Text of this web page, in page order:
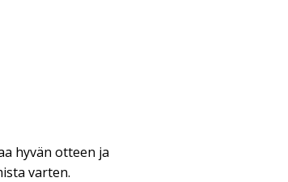
hyvän otteen ja
varten.